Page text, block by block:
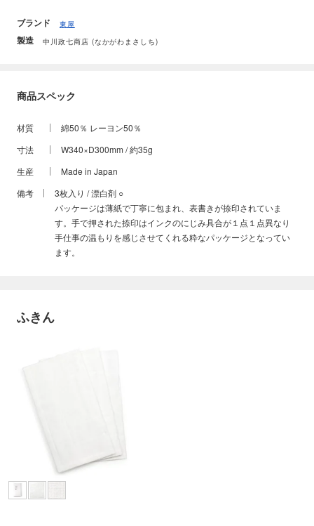
ブランド 東屋
製造 中川政七商店 (なかがわまさしち)
商品スペック
材質
綿50％ レーヨン50％
寸法
W340×D300mm / 約35g
生産
Made in Japan
備考
3枚入り / 漂白剤 ○
パッケージは薄紙で丁寧に包まれ、表書きが捺印されていま
す。手で押された捺印はインクのにじみ具合が１点１点異なり
手仕事の温もりを感じさせてくれる粋なパッケージとなってい
ます。
ふきん